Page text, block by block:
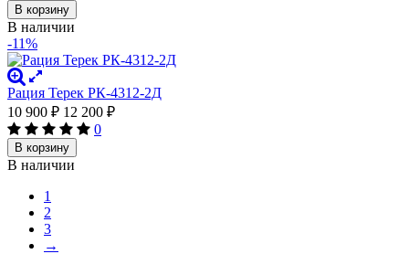
В корзину
В наличии
-11%
Рация Терек РК-4312-2Д
10 900 ₽ 12 200 ₽
0
В корзину
В наличии
1
2
3
→